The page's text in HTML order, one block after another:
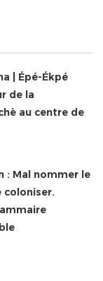
| Épé-Ékpé
de la
au centre de
: Mal nommer le
coloniser.